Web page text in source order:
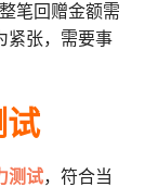
笔回赠金额需
紧张，需要事
试
测试，符合当